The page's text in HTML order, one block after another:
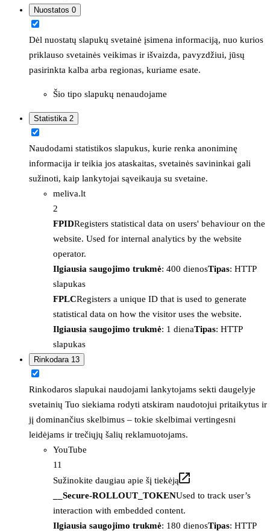
Nuostatos 0
Dėl nuostatų slapukų svetainė įsimena informaciją, nuo kurios
priklauso svetainės veikimas ir išvaizda, pavyzdžiui, jūsų
pasirinkta kalba arba regionas, kuriame esate.
Šio tipo slapukų nenaudojame
Statistika 2
Naudodami statistikos slapukus, kurie renka anoniminę
informacija ir teikia jos ataskaitas, svetainės savininkai gali
sužinoti, kaip lankytojai sąveikauja su svetaine.
meliva.lt
2
FPIDRegisters statistical data on users' behaviour on the
website. Used for internal analytics by the website
operator.
Ilgiausia saugojimo trukmė: 400 dienosTipas: HTTP
slapukas
FPLCRegisters a unique ID that is used to generate
statistical data on how the visitor uses the website.
Ilgiausia saugojimo trukmė: 1 dienaTipas: HTTP
slapukas
Rinkodara 13
Rinkodaros slapukai naudojami lankytojams sekti daugelyje
svetainių Tuo siekiama rodyti atskiram naudotojui pritaikytus ir
jį dominančius skelbimus – tokie skelbimai vertingesni
leidėjams ir trečiųjų šalių reklamuotojams.
YouTube
11
Sužinokite daugiau apie šį tiekėją
__Secure-ROLLOUT_TOKENUsed to track user’s
interaction with embedded content.
Ilgiausia saugojimo trukmė: 180 dienosTipas: HTTP